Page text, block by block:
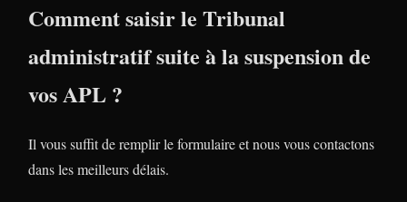
Comment saisir le Tribunal
administratif suite à la suspension de
vos APL ?
Il vous suffit de remplir le formulaire et nous vous contactons
dans les meilleurs délais.